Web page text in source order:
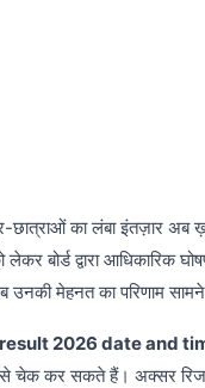
छात्राओं का लंबा इंतज़ार अब
लेकर बोर्ड द्वारा आधिकारिक
जब उनकी मेहनत का परिणाम
2026 date and
कर सकते हैं। अक्सर